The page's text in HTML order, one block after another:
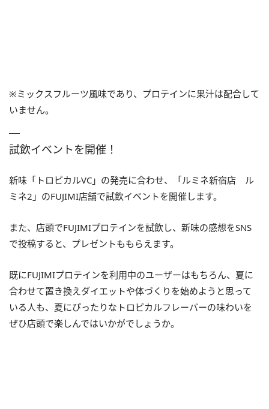
※ミックスフルーツ風味であり、プロテインに果汁は配合して
いません。
試飲イベントを開催！
新味「トロピカルVC」の発売に合わせ、「ルミネ新宿店 ル
ミネ2」のFUJIMI店舗で試飲イベントを開催します。
また、店頭でFUJIMIプロテインを試飲し、新味の感想をSNS
で投稿すると、プレゼントももらえます。
既にFUJIMIプロテインを利用中のユーザーはもちろん、夏に
合わせて置き換えダイエットや体づくりを始めようと思って
いる人も、夏にぴったりなトロピカルフレーバーの味わいを
ぜひ店頭で楽しんではいかがでしょうか。